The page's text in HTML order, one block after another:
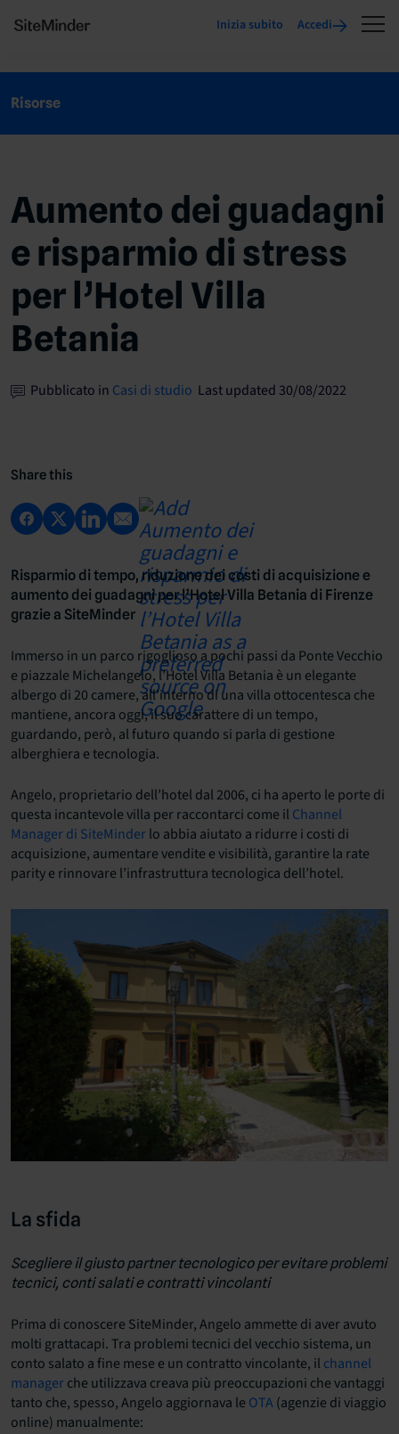
Inizia subito Accedi
Risorse
Aumento dei guadagni
e risparmio di stress
per l’Hotel Villa
Betania
Pubblicato in Casi di studio Last updated 30/08/2022
Share this
Risparmio di tempo, riduzione dei costi di acquisizione e
aumento dei guadagni per l’Hotel Villa Betania di Firenze
grazie a SiteMinder
Immerso in un parco rigoglioso a pochi passi da Ponte Vecchio
e piazzale Michelangelo, l’Hotel Villa Betania è un elegante
albergo di 20 camere, all’interno di una villa ottocentesca che
mantiene, ancora oggi, il suo carattere di un tempo,
guardando, però, al futuro quando si parla di gestione
alberghiera e tecnologia.
Angelo, proprietario dell’hotel dal 2006, ci ha aperto le porte di
questa incantevole villa per raccontarci come il Channel
Manager di SiteMinderlo abbia aiutato a ridurre i costi di
acquisizione, aumentare vendite e visibilità, garantire la rate
parity e rinnovare l’infrastruttura tecnologica dell’hotel.
La sfida
Scegliere il giusto partner tecnologico per evitare problemi
tecnici, conti salati e contratti vincolanti
Prima di conoscere SiteMinder, Angelo ammette di aver avuto
molti grattacapi. Tra problemi tecnici del vecchio sistema, un
conto salato a fine mese e un contratto vincolante, il channel
managerche utilizzava creava più preoccupazioni che vantaggi
tanto che, spesso, Angelo aggiornava le OTA(agenzie di viaggio
online) manualmente: